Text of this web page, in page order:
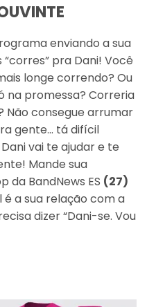
enviando a sua
pra Dani! Você
longe correndo? Ou
na promessa? Correria
Não consegue arrumar
gente… tá difícil
vai te ajudar e te
Mande sua
da BandNews ES (27)
a sua relação com a
dizer “Dani-se. Vou